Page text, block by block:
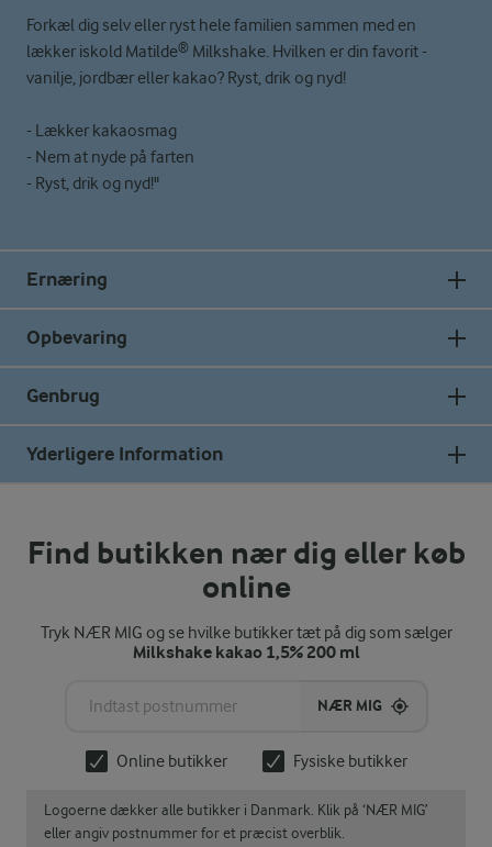
Forkæl dig selv eller ryst hele familien sammen med en
lækker iskold Matilde® Milkshake. Hvilken er din favorit -
vanilje, jordbær eller kakao? Ryst, drik og nyd!
- Lækker kakaosmag
- Nem at nyde på farten
- Ryst, drik og nyd!"
Ernæring
Opbevaring
Genbrug
Yderligere Information
Find butikken nær dig eller køb
online
Tryk NÆR MIG og se hvilke butikker tæt på dig som sælger
Milkshake kakao 1,5% 200 ml
NÆR MIG
Online butikker Fysiske butikker
Logoerne dækker alle butikker i Danmark. Klik på ‘NÆR MIG’
eller angiv postnummer for et præcist overblik.